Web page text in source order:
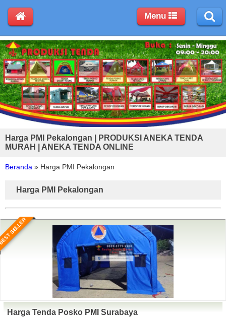
Harga PMI Pekalongan | PRODUKSI ANEKA TENDA
MURAH | ANEKA TENDA ONLINE
Beranda » Harga PMI Pekalongan
Harga PMI Pekalongan
SELLER
Harga Tenda Posko PMI Surabaya
Menu